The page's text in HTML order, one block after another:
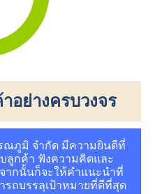
อย่างครบวงจร
ภูมิ จำกัด มีความยินดีที่
ลูกค้า ฟังความคิดและ
ากนั้นก็จะให้คำแนะนำที่
รถบรรลุเป้าหมายที่ดีที่สุด